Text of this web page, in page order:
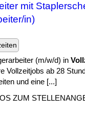
mit
in)
(m/w/d) in
Vollzeitjobs ab 28
und eine [...]
ZUM